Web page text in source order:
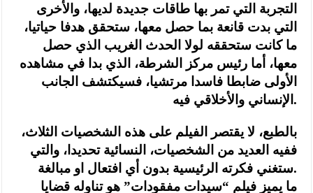
التجربة التي تمر بها طاقات جديدة لديها، والأخرى
التي بدت قانعة بما حصل معها، ستحقق هدفا حياتيا،
ما كانت ستحققه لولا الحدث الغريب الذي حصل
معها، أما رئيس مركز الشرطة، الذي بدا في مشاهده
الأولى ضابطا فاسدا مرتشيا، فسيكتشف الجانب
الإنساني والأخلاقي فيه.
بالطبع، لا يقتصر الفيلم على هذه الشخصيات الثلاث،
ففيه العديد من الشخصيات، النسائية تحديدا، والتي
ستغني فكرته الرئيسية بدون أي افتعال او مبالغة.
ما يميز فيلم “سيدات مفقودات” هو تناوله قضايا